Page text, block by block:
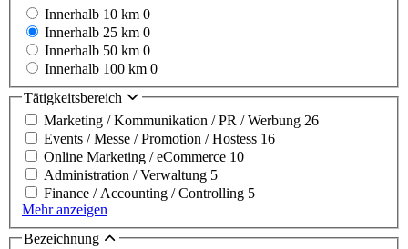
Innerhalb 10 km 0
Innerhalb 25 km 0
Innerhalb 50 km 0
Innerhalb 100 km 0
Tätigkeitsbereich
Marketing / Kommunikation / PR / Werbung 26
Events / Messe / Promotion / Hostess 16
Online Marketing / eCommerce 10
Administration / Verwaltung 5
Finance / Accounting / Controlling 5
Mehr anzeigen
Bezeichnung